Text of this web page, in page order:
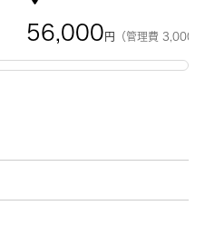
56,000 円 （管理費 3,000